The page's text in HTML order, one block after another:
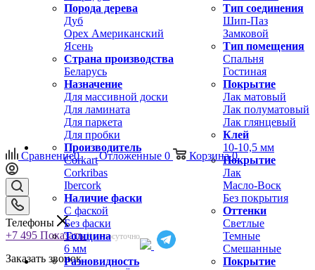
Порода дерева
Дуб
Орех Американский
Ясень
Страна производства
Беларусь
Тип соединения
Шип-Паз
Замковой
Тип помещения
Спальня
Гостиная
Назначение
Для массивной доски
Для ламината
Для паркета
Для пробки
Покрытие
Лак матовый
Лак полуматовый
Лак глянцевый
Клей
Производитель
Corkart
Corkribas
Ibercork
Наличие фаски
С фаской
Без фаски
Толщина
6 мм
10-10,5 мм
Покрытие
Лак
Масло-Воск
Без покрытия
Оттенки
Светлые
Темные
Смешанные
Разновидность
Покрытие
Сравнение0 Отложенные 0 Корзина 0
Телефоны
+7 495 Показать Круглосуточно
Заказать звонок